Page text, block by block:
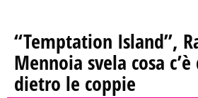
“Temptation Island”,
Mennoia svela cosa
dietro le coppie